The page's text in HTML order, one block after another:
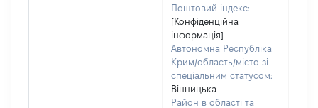
Поштовий індекс:
[Конфіденційна
інформація]
Автономна Республіка
Крим/область/місто зі
спеціальним статусом:
Вінницька
Район в області та